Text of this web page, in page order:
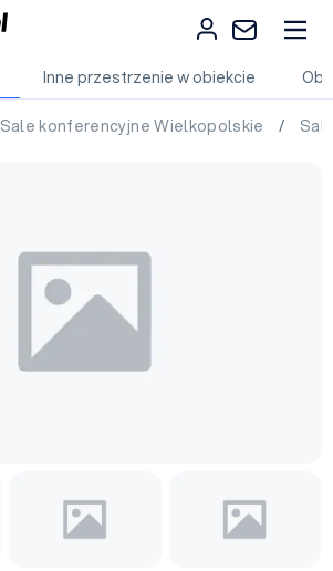
Inne przestrzenie w obiekcie
Sale konferencyjne Wielkopolskie /